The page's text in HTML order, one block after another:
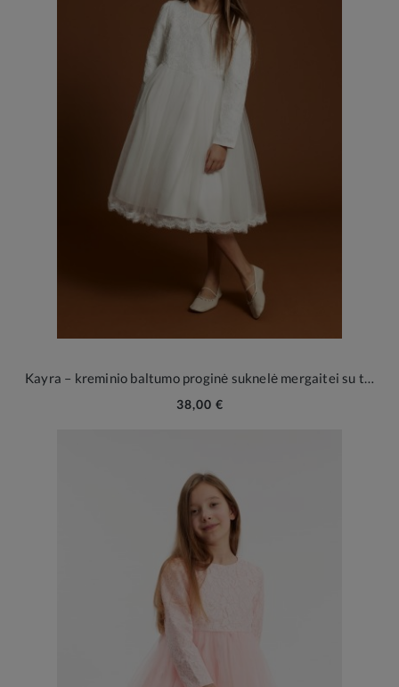
Kayra – kreminio baltumo proginė suknelė mergaitei su tiuliu ir nėriniais
38,00 €